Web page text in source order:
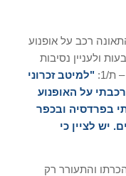
רכב על אופנוע
ולעניין נסיבות
– ת/1:
"למיטב זכרוני
רכבתי על האופנוע
בפרדסיה ובכפר
. יש לציין כי
והתעורר רק